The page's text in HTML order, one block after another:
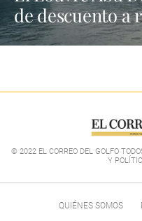
de descuento a
© 2022 EL CORREO DEL GOLFO
Y
QUIÉNES SOMOS